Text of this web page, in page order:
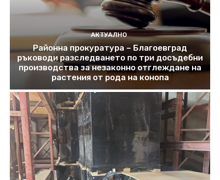
АКТУАЛНО
Районна прокуратура – Благоевград
ръководи разследването по три досъдебни
производства за незаконно отглеждане на
растения от рода на конопа